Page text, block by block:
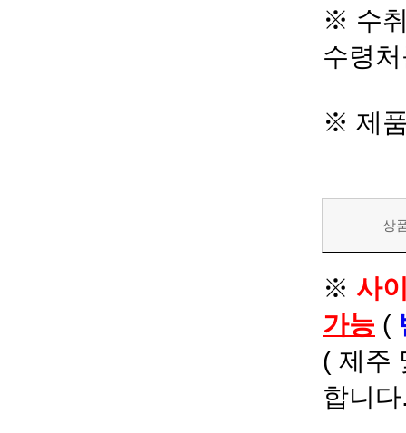
※ 수
수령
※ 제
상
※ 사
가능 (
( 제주
합니